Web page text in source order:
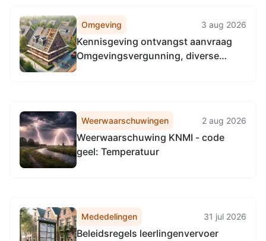
Omgeving 3 aug 2026
Kennisgeving ontvangst aanvraag
Omgevingsvergunning, diverse
Weerwaarschuwingen 2 aug 2026
Weerwaarschuwing KNMI - code
geel: Temperatuur
Mededelingen 31 jul 2026
Beleidsregels leerlingenvervoer